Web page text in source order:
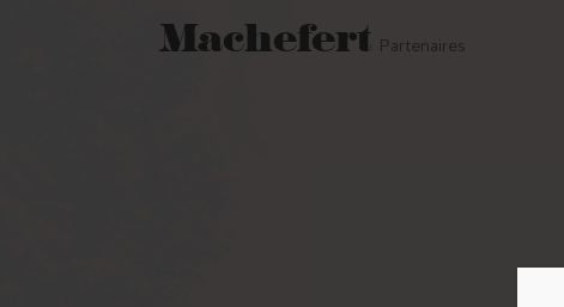
Machefert Partenaires